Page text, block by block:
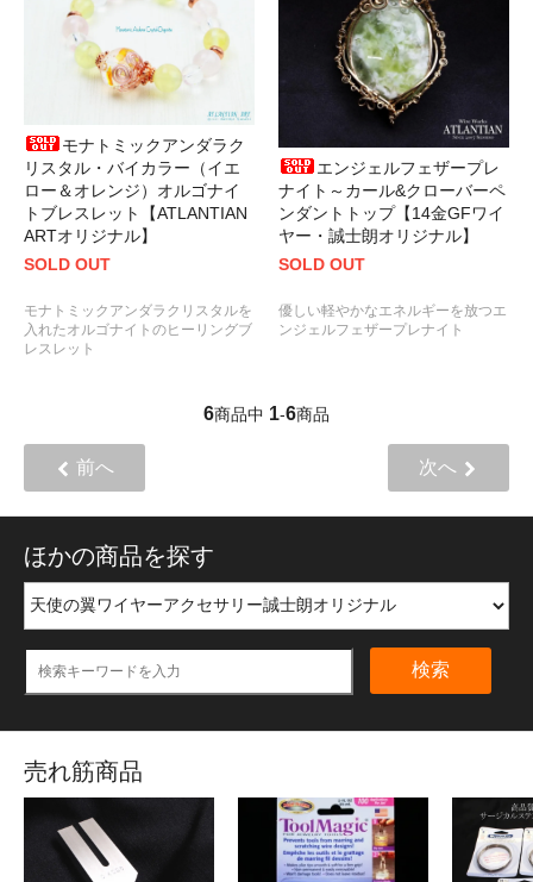
モナトミックアンダラク
リスタル・バイカラー（イエ
ロー＆オレンジ）オルゴナイ
トブレスレット【ATLANTIAN
ARTオリジナル】
SOLD OUT
モナトミックアンダラクリスタルを
入れたオルゴナイトのヒーリングブ
レスレット
エンジェルフェザープレ
ナイト～カール&クローバーペ
ンダントトップ【14金GFワイ
ヤー・誠士朗オリジナル】
SOLD OUT
優しい軽やかなエネルギーを放つエ
ンジェルフェザープレナイト
6商品中 1-6商品
前へ 次へ
ほかの商品を探す
検索
売れ筋商品